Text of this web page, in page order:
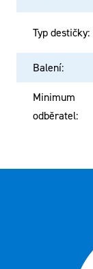
Typ destičky:
Balení:
Minimum
odběratel: